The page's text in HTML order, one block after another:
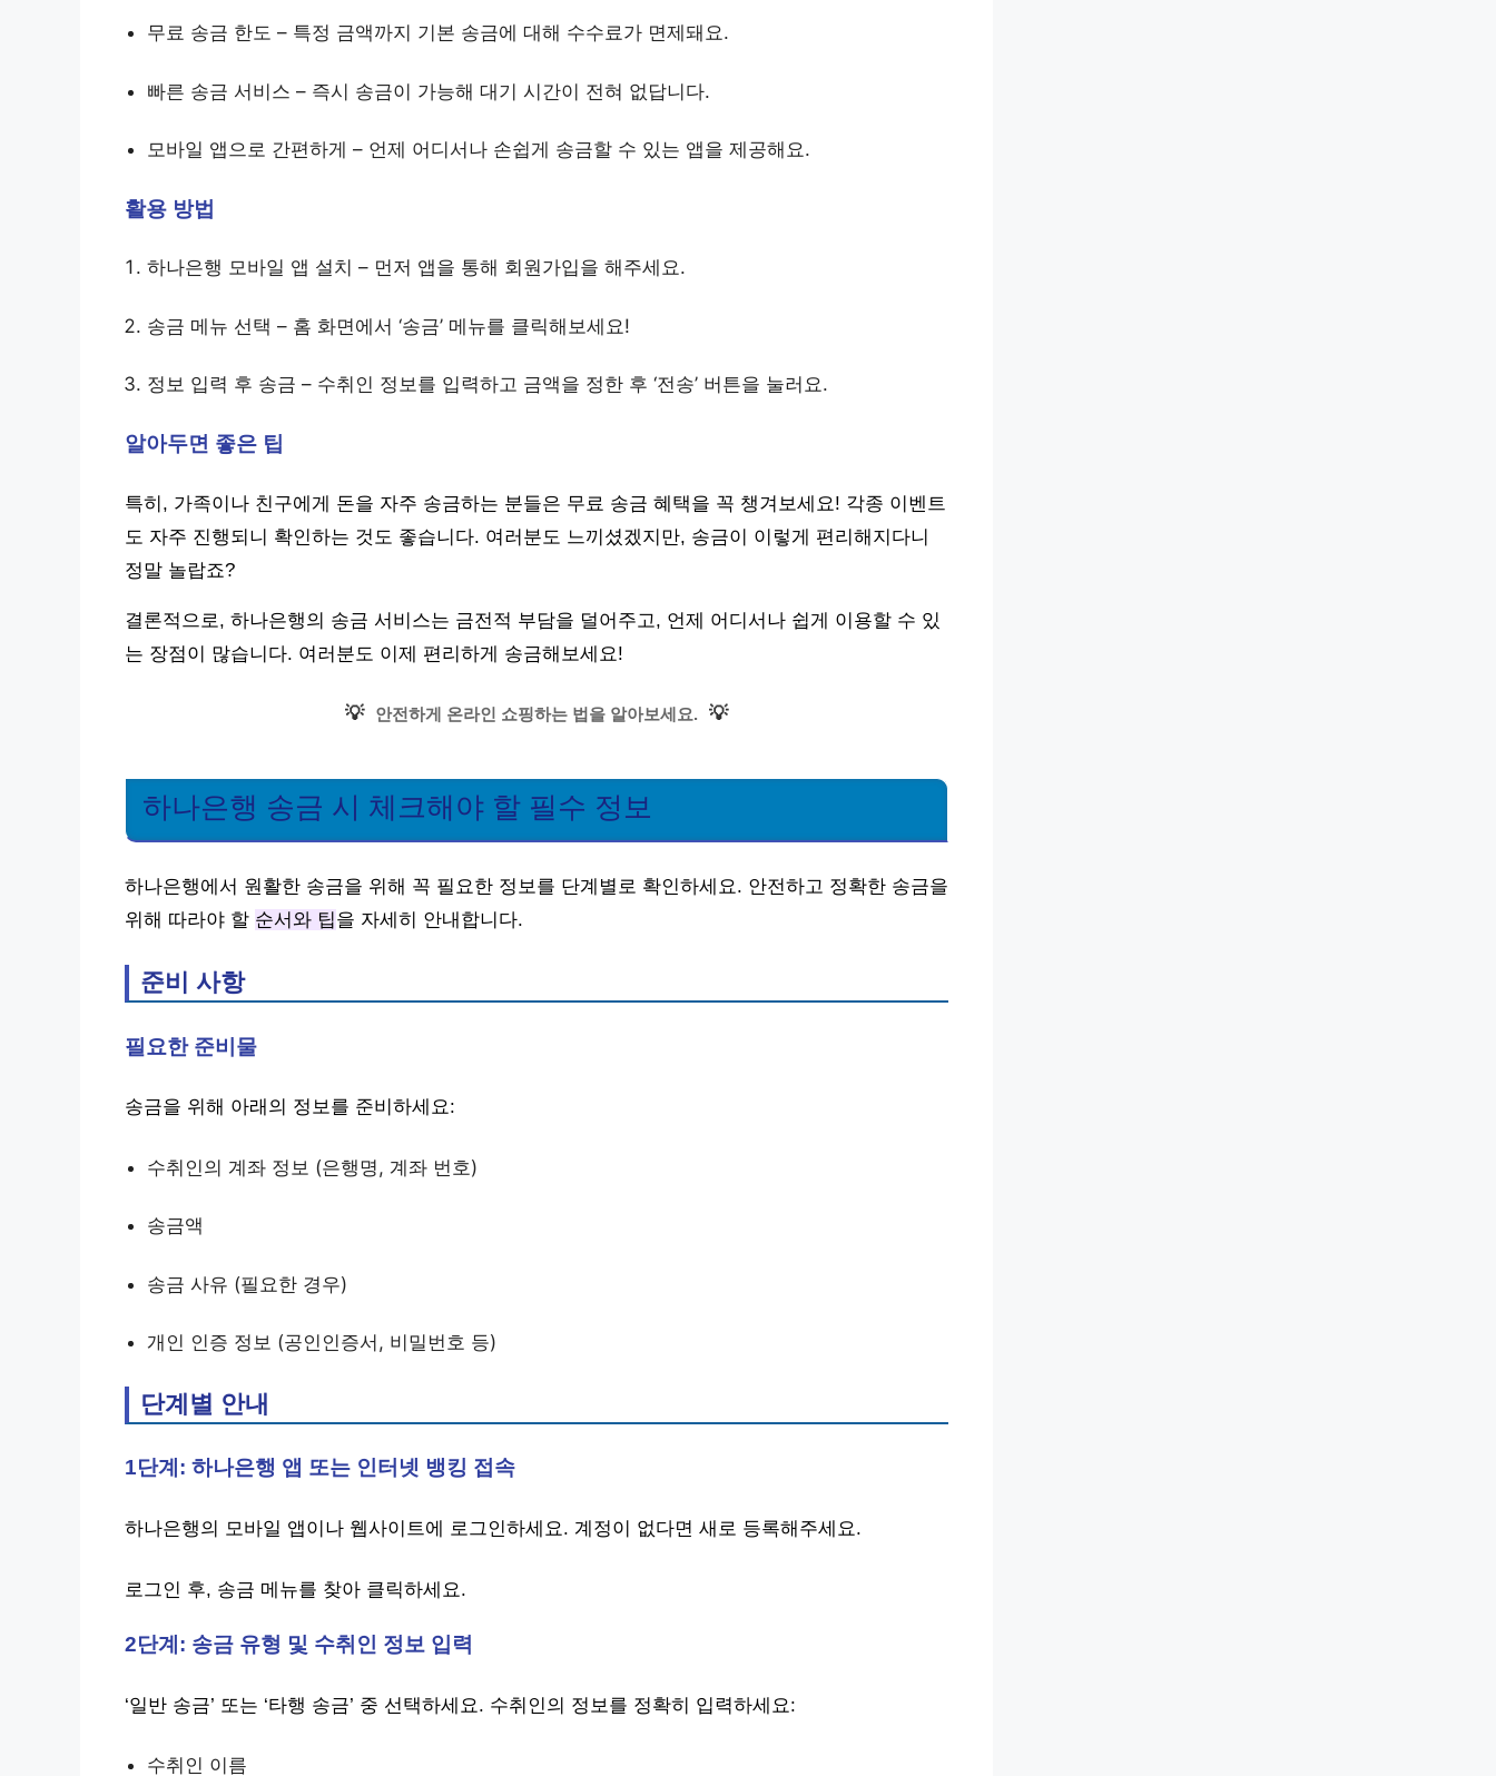
무료 송금 한도 – 특정 금액까지 기본 송금에 대해 수수료가 면제돼요.
빠른 송금 서비스 – 즉시 송금이 가능해 대기 시간이 전혀 없답니다.
모바일 앱으로 간편하게 – 언제 어디서나 손쉽게 송금할 수 있는 앱을 제공해요.
활용 방법
하나은행 모바일 앱 설치 – 먼저 앱을 통해 회원가입을 해주세요.
송금 메뉴 선택 – 홈 화면에서 ‘송금’ 메뉴를 클릭해보세요!
정보 입력 후 송금 – 수취인 정보를 입력하고 금액을 정한 후 ‘전송’ 버튼을 눌러요.
알아두면 좋은 팁
특히, 가족이나 친구에게 돈을 자주 송금하는 분들은 무료 송금 혜택을 꼭 챙겨보세요! 각종 이벤트
도 자주 진행되니 확인하는 것도 좋습니다. 여러분도 느끼셨겠지만, 송금이 이렇게 편리해지다니
정말 놀랍죠?
결론적으로, 하나은행의 송금 서비스는 금전적 부담을 덜어주고, 언제 어디서나 쉽게 이용할 수 있
는 장점이 많습니다. 여러분도 이제 편리하게 송금해보세요!
💡 안전하게 온라인 쇼핑하는 법을 알아보세요. 💡
하나은행 송금 시 체크해야 할 필수 정보
하나은행에서 원활한 송금을 위해 꼭 필요한 정보를 단계별로 확인하세요. 안전하고 정확한 송금을
위해 따라야 할 순서와 팁을 자세히 안내합니다.
준비 사항
필요한 준비물
송금을 위해 아래의 정보를 준비하세요:
수취인의 계좌 정보 (은행명, 계좌 번호)
송금액
송금 사유 (필요한 경우)
개인 인증 정보 (공인인증서, 비밀번호 등)
단계별 안내
1단계: 하나은행 앱 또는 인터넷 뱅킹 접속
하나은행의 모바일 앱이나 웹사이트에 로그인하세요. 계정이 없다면 새로 등록해주세요.
로그인 후, 송금 메뉴를 찾아 클릭하세요.
2단계: 송금 유형 및 수취인 정보 입력
‘일반 송금’ 또는 ‘타행 송금’ 중 선택하세요. 수취인의 정보를 정확히 입력하세요:
수취인 이름